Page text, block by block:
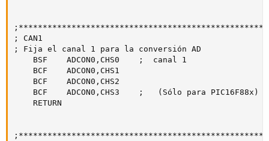
; CAN1
; Fija el canal 1 para la conversión AD
    BSF    ADCON0,CHS0    ;  canal 1
    BCF    ADCON0,CHS1
    BCF    ADCON0,CHS2
BCF    ADCON0,CHS3    ;   (Sólo para
    RETURN